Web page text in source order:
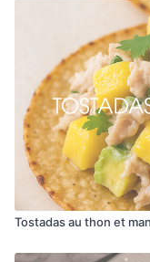
Tostadas au thon et